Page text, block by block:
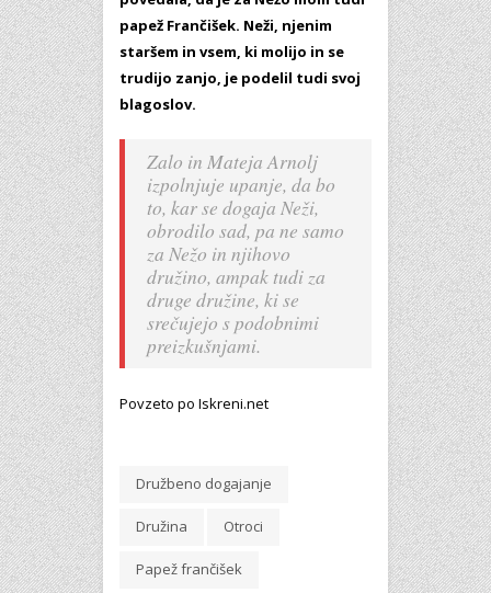
papež Frančišek. Neži, njenim
staršem in vsem, ki molijo in se
trudijo zanjo, je podelil tudi svoj
blagoslov.
Zalo in Mateja Arnolj
izpolnjuje upanje, da bo
to, kar se dogaja Neži,
obrodilo sad, pa ne samo
za Nežo in njihovo
družino, ampak tudi za
druge družine, ki se
srečujejo s podobnimi
preizkušnjami.
Povzeto po Iskreni.net
Družbeno dogajanje
Družina Otroci
Papež frančišek